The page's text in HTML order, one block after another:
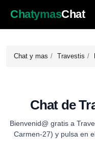
ChatymasChat
Chat y mas Travestis
Chat de
Bienvenid@ gratis a
Carmen-27) y pulsa en